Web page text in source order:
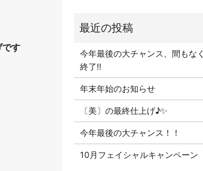
です
今年最後の大チャンス、間もなく
終了‼
年末年始のお知らせ
〔美〕の最終仕上げ♪✨
今年最後の大チャンス！！
10月フェイシャルキャンペーン